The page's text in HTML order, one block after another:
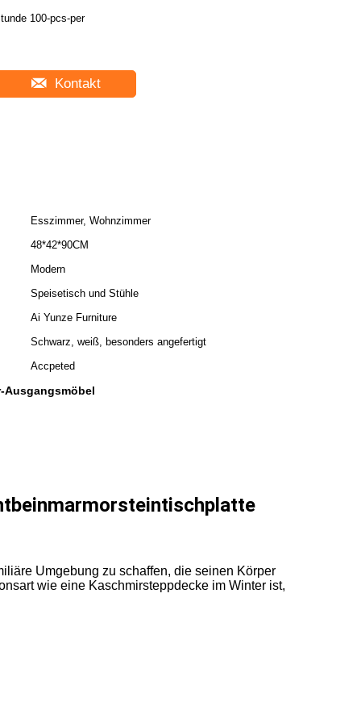
100-pcs-per
Kontakt
Esszimmer, Wohnzimmer
48*42*90CM
Modern
Speisetisch und Stühle
Ai Yunze Furniture
Schwarz, weiß, besonders angefertigt
Accpeted
Ausgangsmöbel
Umgebung zu schaffen, die seinen Körper
wie eine Kaschmirsteppdecke im Winter ist,